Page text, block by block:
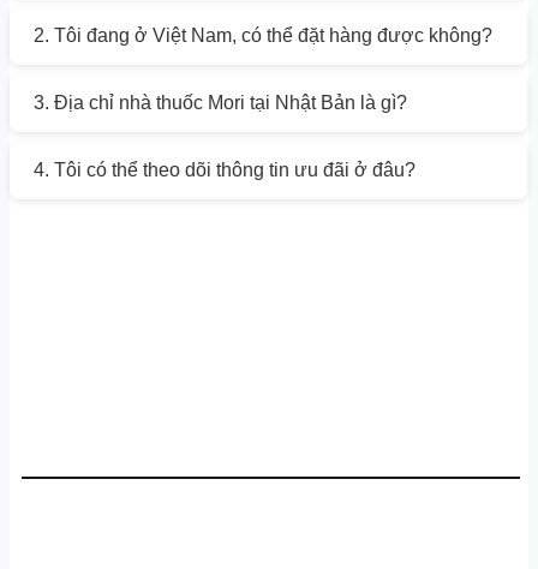
2. Tôi đang ở Việt Nam, có thể đặt hàng được không?
3. Địa chỉ nhà thuốc Mori tại Nhật Bản là gì?
4. Tôi có thể theo dõi thông tin ưu đãi ở đâu?